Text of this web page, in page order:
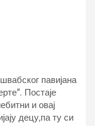
павијана
Постаје
и овај
децу,па ту си